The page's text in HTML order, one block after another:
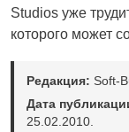
Studios уже
которого может
Редакция: Soft-
Дата
25.02.2010.